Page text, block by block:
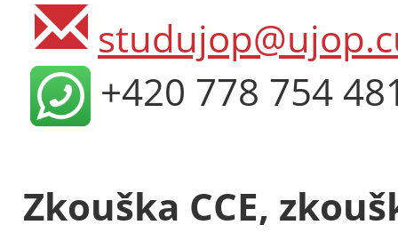
+420 778 754
Zkouška CCE,